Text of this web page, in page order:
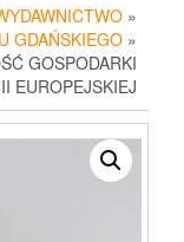
»
GDAŃSKIEGO »
GOSPODARKI
EUROPEJSKIEJ